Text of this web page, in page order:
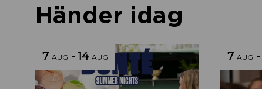
Händer idag
7 AUG -14 AUG 7 AUG -